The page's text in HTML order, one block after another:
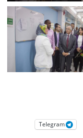
Telegram